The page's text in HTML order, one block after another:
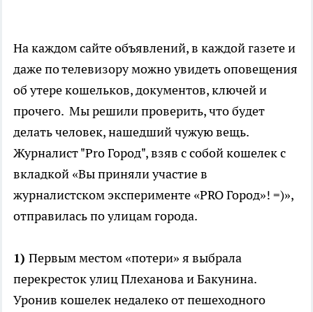
На каждом сайте объявлений, в каждой газете и
даже по телевизору можно увидеть оповещения
об утере кошельков, документов, ключей и
прочего. Мы решили проверить, что будет
делать человек, нашедший чужую вещь.
Журналист "Pro Город", взяв с собой кошелек с
вкладкой «Вы приняли участие в
журналистском эксперименте «PRO Город»! =)»,
отправилась по улицам города.
1) Первым местом «потери» я выбрала
перекресток улиц Плеханова и Бакунина.
Уронив кошелек недалеко от пешеходного